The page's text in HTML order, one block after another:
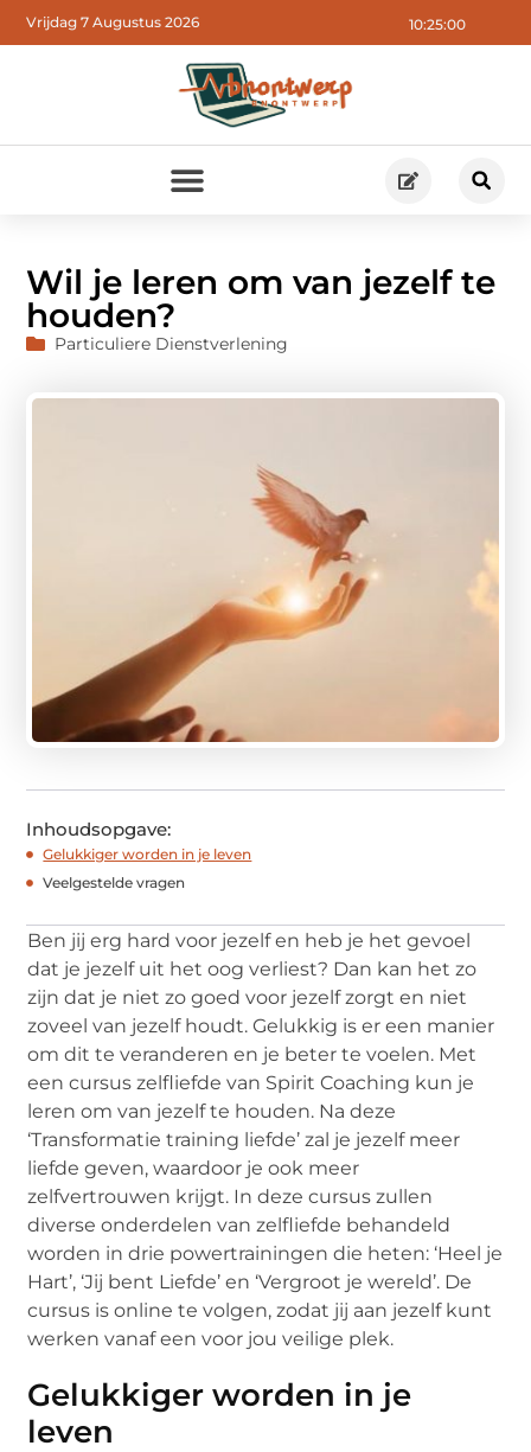
10:25:01
Vrijdag 7 Augustus 2026
Wil je leren om van jezelf te
houden?
Particuliere Dienstverlening
Inhoudsopgave:
Gelukkiger worden in je leven
Veelgestelde vragen
Ben jij erg hard voor jezelf en heb je het gevoel
dat je jezelf uit het oog verliest? Dan kan het zo
zijn dat je niet zo goed voor jezelf zorgt en niet
zoveel van jezelf houdt. Gelukkig is er een manier
om dit te veranderen en je beter te voelen. Met
een cursus zelfliefde van Spirit Coaching kun je
leren om van jezelf te houden. Na deze
‘Transformatie training liefde’ zal je jezelf meer
liefde geven, waardoor je ook meer
zelfvertrouwen krijgt. In deze cursus zullen
diverse onderdelen van zelfliefde behandeld
worden in drie powertrainingen die heten: ‘Heel je
Hart’, ‘Jij bent Liefde’ en ‘Vergroot je wereld’. De
cursus is online te volgen, zodat jij aan jezelf kunt
werken vanaf een voor jou veilige plek.
Gelukkiger worden in je
leven